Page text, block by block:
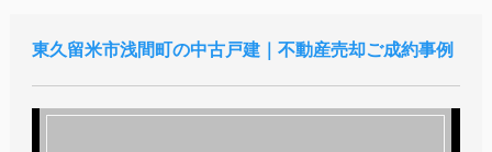
東久留米市浅間町の中古戸建｜不動産売却ご成約事例